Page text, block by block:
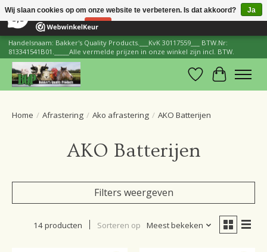
206 Reviews ×
Handelsnaam: Bakker's Quality Products.___KvK 30117559___ BTW.Nr:
813341541B01._____Alle vermelde prijzen in onze winkel zijn incl. BTW.
Verlanglijst
Home / Afrastering / Ako afrastering / AKO Batterijen
AKO Batterijen
Filters weergeven
14 producten Sorteren op Meest bekeken
Wij slaan cookies op om onze website te verbeteren. Is dat akkoord?
Ja
Nee